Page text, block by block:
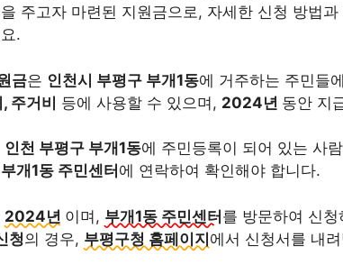
주고자 마련된 지원금으로, 자세한 신청 방법
.
금은 인천시 부평구 부개1동에 거주하는 주민들
주거비 등에 사용할 수 있으며, 2024년 동안 지
인천 부평구 부개1동에 주민등록이 되어 있는 사
부개1동 주민센터 에 연락하여 확인해야 합니다.
2024년 이며, 부개1동 주민센터를 방문하여 신청
청의 경우, 부평구청 홈페이지에서 신청서를 내